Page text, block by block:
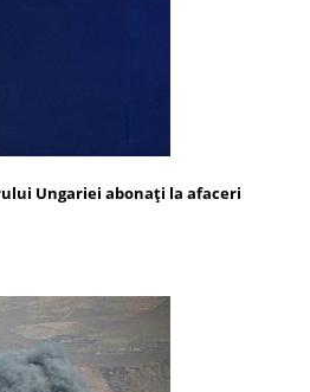
Ungariei abonați la afaceri